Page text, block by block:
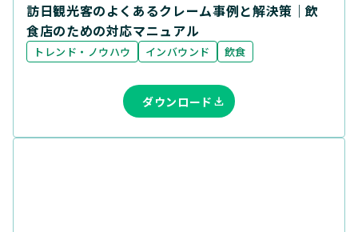
訪日観光客のよくあるクレーム事例と解決策｜飲
食店のための対応マニュアル
トレンド・ノウハウ インバウンド 飲食
ダウンロード